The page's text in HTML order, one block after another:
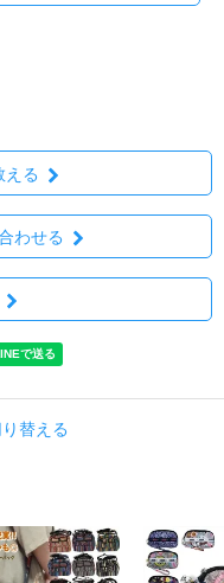
える
わせる
替える